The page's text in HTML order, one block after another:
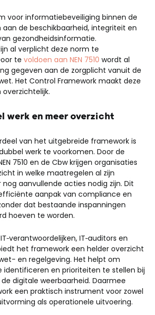
voor informatiebeveiliging binnen de
aan de beschikbaarheid, integriteit en
gezondheidsinformatie.
al verplicht deze norm te
te voldoen aan NEN 7510 wordt al
gegeven aan de zorgplicht vanuit de
Het Control Framework maakt deze
werk en meer overzicht
van het uitgebreide framework is
werk te voorkomen. Door de
7510 en de Cbw krijgen organisaties
in welke maatregelen al zijn
aanvullende acties nodig zijn. Dit
aanpak van compliance en
dat bestaande inspanningen
hoeven te worden.
IT‑auditors en
het framework een helder overzicht
en regelgeving. Het helpt om
en prioriteiten te stellen bij
digitale weerbaarheid. Daarmee
een praktisch instrument voor zowel
als operationele uitvoering.